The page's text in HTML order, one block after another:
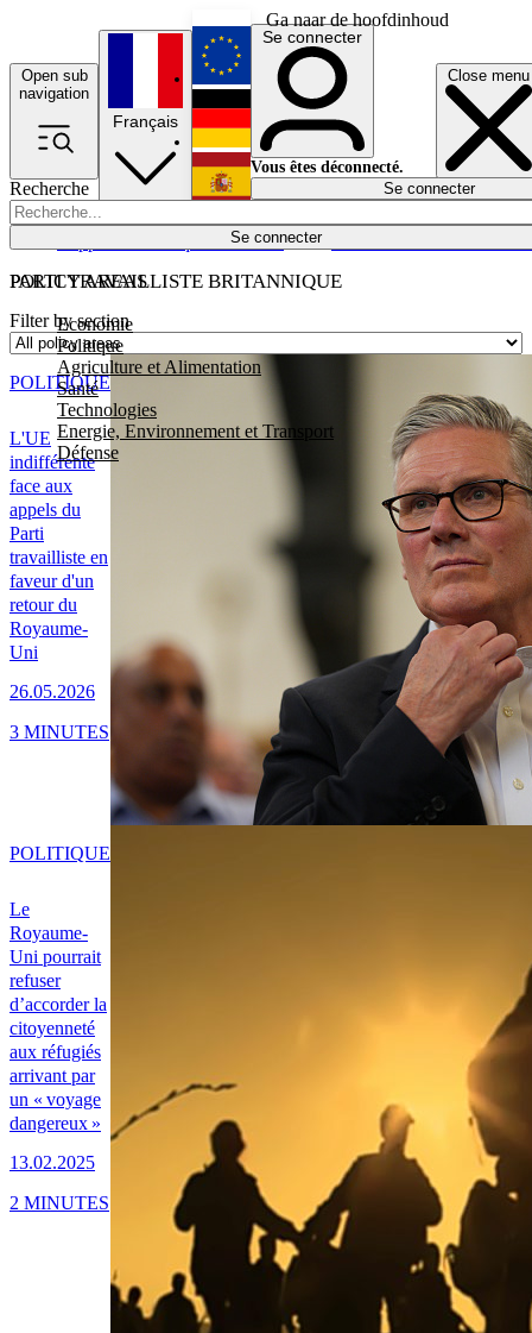
Ga naar de hoofdinhoud
Open sub
navigation
Close menu
Recherche
Se connecter
POLICY AREAS
Economie
Politique
Agriculture et Alimentation
Santé
Technologies
Energie, Environnement et Transport
Défense
Économie
Français
English
Deutsch
Español
Se connecter
Vous êtes déconnecté.
Se connecter
PARTI TRAVAILLISTE BRITANNIQUE
Filter by section
L'UE
indifférente
face aux
appels du
Parti
travailliste en
faveur d'un
retour du
Royaume-
Uni
26.05.2026
POLITIQUE
3 MINUTES
Le
Royaume-
Uni pourrait
refuser
d’accorder la
citoyenneté
aux réfugiés
arrivant par
un « voyage
dangereux »
13.02.2025
POLITIQUE
2 MINUTES